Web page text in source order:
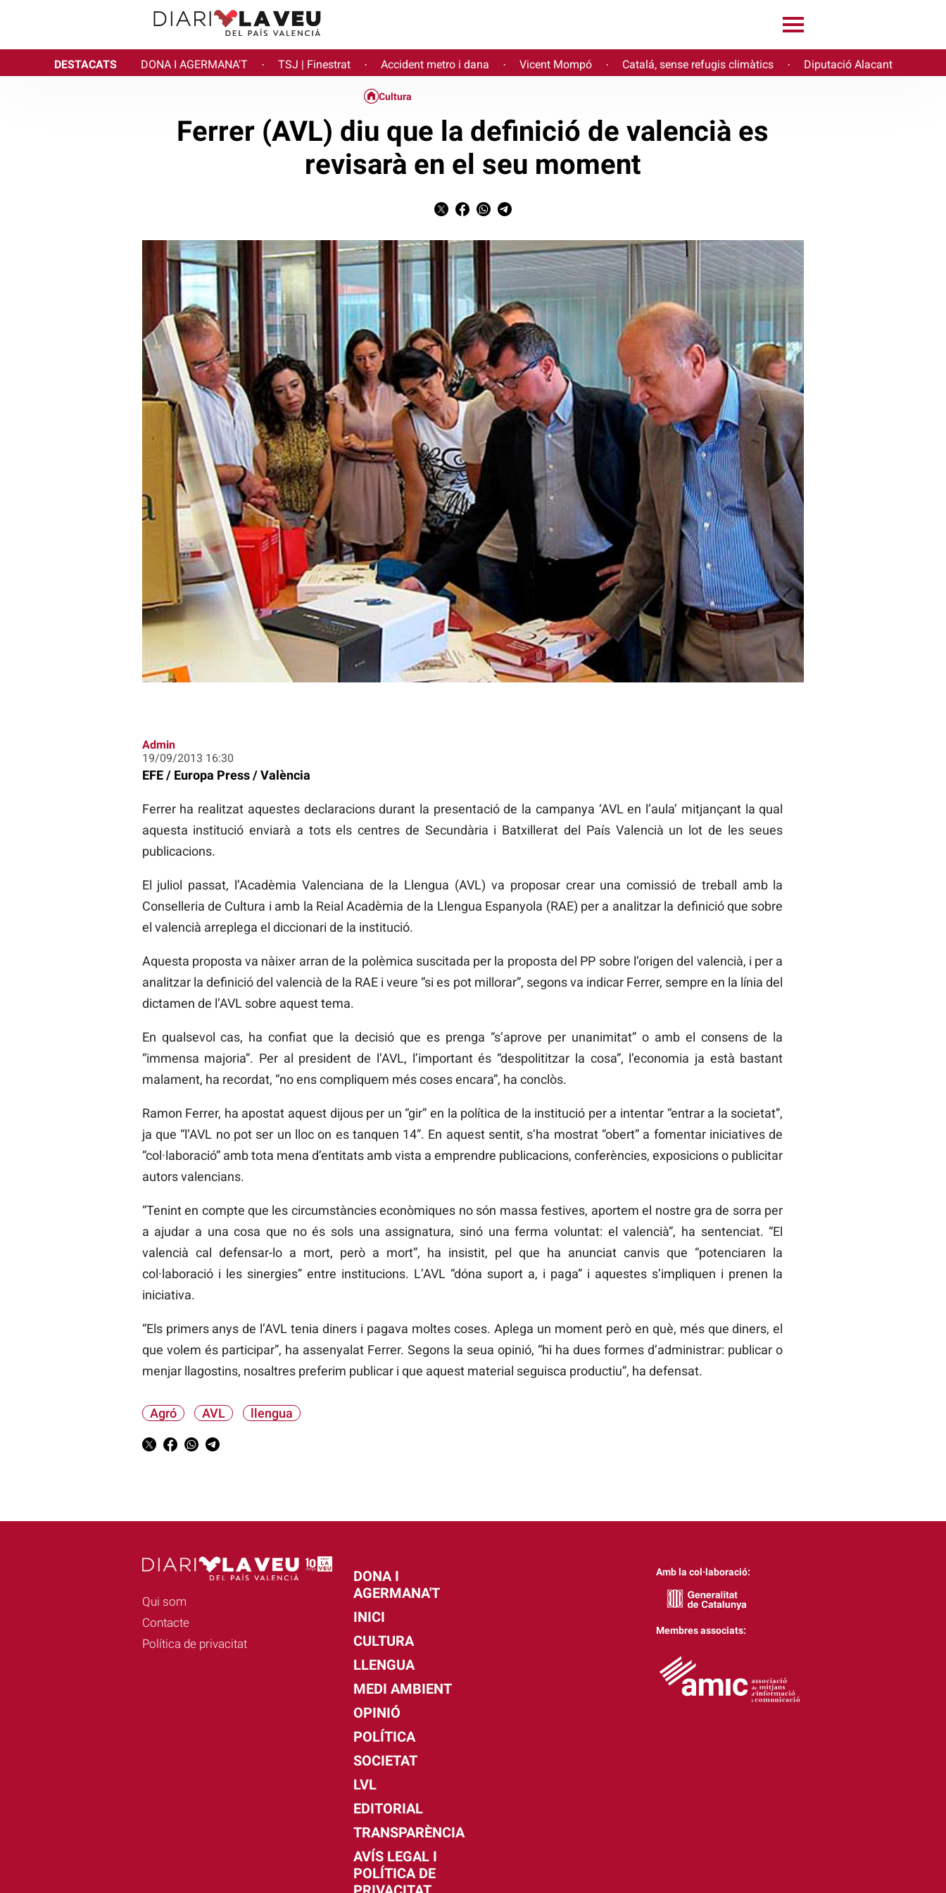
DESTACATS DONA I AGERMANA'T · TSJ | Finestrat · Accident metro i dana · Vicent Mompó · Catalá, sense refugis climàtics · Diputació Alacant
Cultura
Ferrer (AVL) diu que la definició de valencià es
revisarà en el seu moment
Admin
19/09/2013 16:30
EFE / Europa Press / València
Ferrer ha realitzat aquestes declaracions durant la presentació de la campanya ‘AVL en l’aula’ mitjançant la qual
aquesta institució enviarà a tots els centres de Secundària i Batxillerat del País Valencià un lot de les seues
publicacions.
El juliol passat, l’Acadèmia Valenciana de la Llengua (AVL) va proposar crear una comissió de treball amb la
Conselleria de Cultura i amb la Reial Acadèmia de la Llengua Espanyola (RAE) per a analitzar la definició que sobre
el valencià arreplega el diccionari de la institució.
Aquesta proposta va nàixer arran de la polèmica suscitada per la proposta del PP sobre l’origen del valencià, i per a
analitzar la definició del valencià de la RAE i veure “si es pot millorar”, segons va indicar Ferrer, sempre en la línia del
dictamen de l’AVL sobre aquest tema.
En qualsevol cas, ha confiat que la decisió que es prenga “s’aprove per unanimitat” o amb el consens de la
“immensa majoria”. Per al president de l’AVL, l’important és “despolititzar la cosa”, l’economia ja està bastant
malament, ha recordat, “no ens compliquem més coses encara”, ha conclòs.
Ramon Ferrer, ha apostat aquest dijous per un “gir” en la política de la institució per a intentar “entrar a la societat”,
ja que “l’AVL no pot ser un lloc on es tanquen 14”. En aquest sentit, s’ha mostrat “obert” a fomentar iniciatives de
“col·laboració” amb tota mena d’entitats amb vista a emprendre publicacions, conferències, exposicions o publicitar
autors valencians.
“Tenint en compte que les circumstàncies econòmiques no són massa festives, aportem el nostre gra de sorra per
a ajudar a una cosa que no és sols una assignatura, sinó una ferma voluntat: el valencià”, ha sentenciat. “El
valencià cal defensar-lo a mort, però a mort”, ha insistit, pel que ha anunciat canvis que “potenciaren la
col·laboració i les sinergies” entre institucions. L’AVL “dóna suport a, i paga” i aquestes s’impliquen i prenen la
iniciativa.
“Els primers anys de l’AVL tenia diners i pagava moltes coses. Aplega un moment però en què, més que diners, el
que volem és participar”, ha assenyalat Ferrer. Segons la seua opinió, “hi ha dues formes d’administrar: publicar o
menjar llagostins, nosaltres preferim publicar i que aquest material seguisca productiu”, ha defensat.
Agró AVL llengua
Qui som
Contacte
Política de privacitat
DONA I
AGERMANA'T
INICI
CULTURA
LLENGUA
MEDI AMBIENT
OPINIÓ
POLÍTICA
SOCIETAT
LVL
EDITORIAL
TRANSPARÈNCIA
AVÍS LEGAL I
POLÍTICA DE
Amb la col·laboració:
Membres associats: